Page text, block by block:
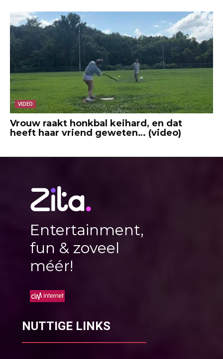
VIDEO
Vrouw raakt honkbal keihard, en dat
heeft haar vriend geweten… (video)
Entertainment,
fun & zoveel
méér!
NUTTIGE LINKS